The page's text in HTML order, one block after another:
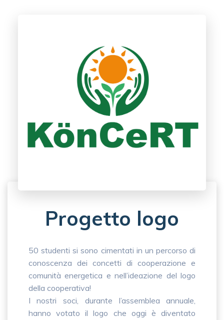
Progetto logo
50 studenti si sono cimentati in un percorso di
conoscenza dei concetti di cooperazione e
comunità energetica e nell’ideazione del logo
della cooperativa!
I nostri soci, durante l’assemblea annuale,
hanno votato il logo che oggi è diventato